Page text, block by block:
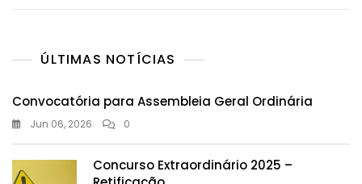
ÚLTIMAS NOTÍCIAS
Convocatória para Assembleia Geral Ordinária
Jun 06, 2026 0
Concurso Extraordinário 2025 –